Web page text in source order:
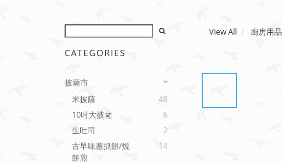
CATEGORIES
披薩市
米披薩
48
10吋大披薩
6
生吐司
2
古早味蔥抓餅/燒
餅煎
14
View All 廚房用品